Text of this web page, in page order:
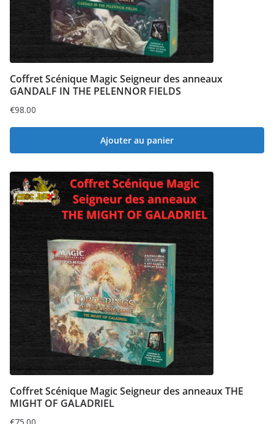
Coffret Scénique Magic Seigneur des anneaux
GANDALF IN THE PELENNOR FIELDS
€98.00
Ajouter au panier
Coffret Scénique Magic Seigneur des anneaux THE
MIGHT OF GALADRIEL